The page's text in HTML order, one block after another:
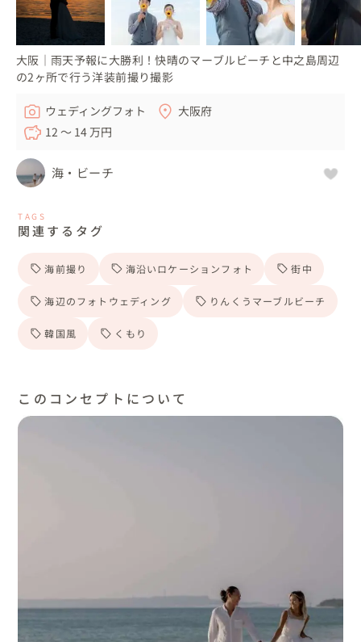
大阪｜雨天予報に大勝利！快晴のマーブルビーチと中之島周辺
の2ヶ所で行う洋装前撮り撮影
ウェディングフォト
大阪府
12 〜 14 万円
海・ビーチ
TAGS
関連するタグ
海前撮り 海沿いロケーションフォト 街中
海辺のフォトウェディング りんくうマーブルビーチ
韓国風 くもり
このコンセプトについて